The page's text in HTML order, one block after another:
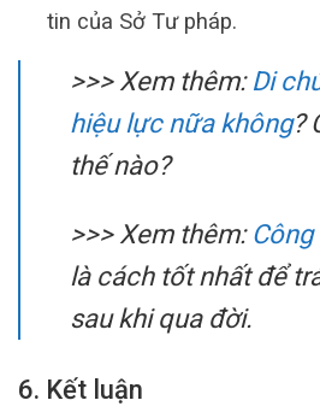
tin của Sở Tư pháp.
>>> Xem thêm: Di
hiệu lực nữa không?
thế nào?
>>> Xem thêm:
là cách tốt nhất để
sau khi qua đời.
6. Kết luận